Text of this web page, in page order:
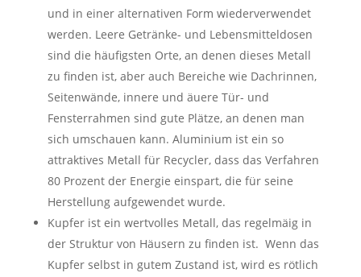
und in einer alternativen Form wiederverwendet
werden. Leere Getränke- und Lebensmitteldosen
sind die häufigsten Orte, an denen dieses Metall
zu finden ist, aber auch Bereiche wie Dachrinnen,
Seitenwände, innere und äuere Tür- und
Fensterrahmen sind gute Plätze, an denen man
sich umschauen kann. Aluminium ist ein so
attraktives Metall für Recycler, dass das Verfahren
80 Prozent der Energie einspart, die für seine
Herstellung aufgewendet wurde.
Kupfer ist ein wertvolles Metall, das regelmäig in
der Struktur von Häusern zu finden ist. Wenn das
Kupfer selbst in gutem Zustand ist, wird es rötlich